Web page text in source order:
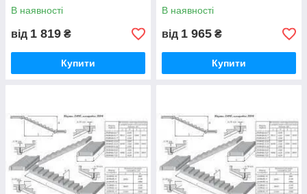
В наявності
від 1 819 ₴
Купити
В наявності
від 1 965 ₴
Купити